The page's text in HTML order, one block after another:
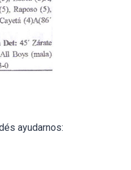
ayudarnos: